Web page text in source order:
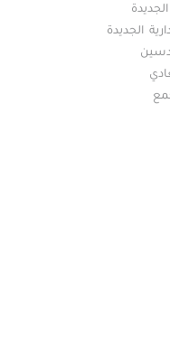
الجديدة